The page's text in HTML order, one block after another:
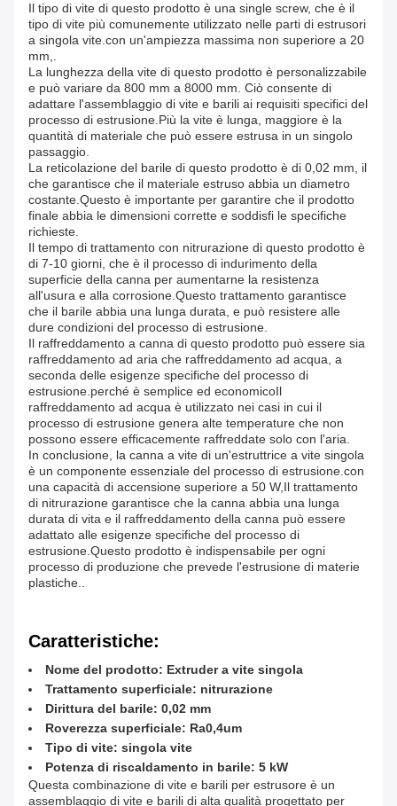
Il tipo di vite di questo prodotto è una single screw, che è il
tipo di vite più comunemente utilizzato nelle parti di estrusori
a singola vite.con un'ampiezza massima non superiore a 20
mm,.
La lunghezza della vite di questo prodotto è personalizzabile
e può variare da 800 mm a 8000 mm. Ciò consente di
adattare l'assemblaggio di vite e barili ai requisiti specifici del
processo di estrusione.Più la vite è lunga, maggiore è la
quantità di materiale che può essere estrusa in un singolo
passaggio.
La reticolazione del barile di questo prodotto è di 0,02 mm, il
che garantisce che il materiale estruso abbia un diametro
costante.Questo è importante per garantire che il prodotto
finale abbia le dimensioni corrette e soddisfi le specifiche
richieste.
Il tempo di trattamento con nitrurazione di questo prodotto è
di 7-10 giorni, che è il processo di indurimento della
superficie della canna per aumentarne la resistenza
all'usura e alla corrosione.Questo trattamento garantisce
che il barile abbia una lunga durata, e può resistere alle
dure condizioni del processo di estrusione.
Il raffreddamento a canna di questo prodotto può essere sia
raffreddamento ad aria che raffreddamento ad acqua, a
seconda delle esigenze specifiche del processo di
estrusione.perché è semplice ed economicoIl
raffreddamento ad acqua è utilizzato nei casi in cui il
processo di estrusione genera alte temperature che non
possono essere efficacemente raffreddate solo con l'aria.
In conclusione, la canna a vite di un'estruttrice a vite singola
è un componente essenziale del processo di estrusione.con
una capacità di accensione superiore a 50 W,Il trattamento
di nitrurazione garantisce che la canna abbia una lunga
durata di vita e il raffreddamento della canna può essere
adattato alle esigenze specifiche del processo di
estrusione.Questo prodotto è indispensabile per ogni
processo di produzione che prevede l'estrusione di materie
plastiche..
Caratteristiche:
Nome del prodotto: Extruder a vite singola
Trattamento superficiale: nitrurazione
Dirittura del barile: 0,02 mm
Roverezza superficiale: Ra0,4um
Tipo di vite: singola vite
Potenza di riscaldamento in barile: 5 kW
Questa combinazione di vite e barili per estrusore è un
assemblaggio di vite e barili di alta qualità progettato per